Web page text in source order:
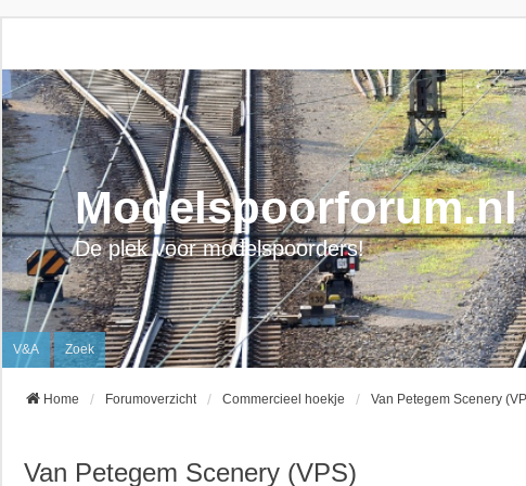
Modelspoorforum.nl
De plek voor modelspoorders!
V&A Zoek
Home Forumoverzicht Commercieel hoekje Van Petegem Scenery
Van Petegem Scenery (VPS)